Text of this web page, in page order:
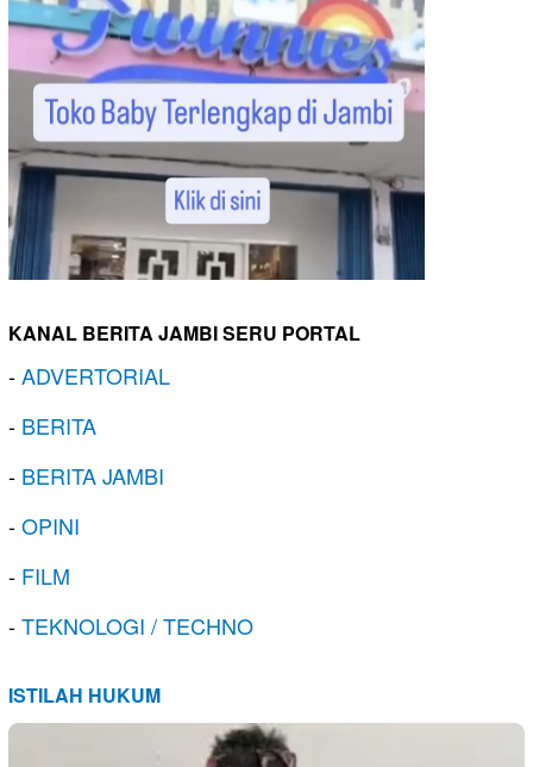
KANAL BERITA JAMBI SERU PORTAL
-ADVERTORIAL
- BERITA
- BERITA JAMBI
-OPINI
- FILM
-TEKNOLOGI / TECHNO
ISTILAH HUKUM